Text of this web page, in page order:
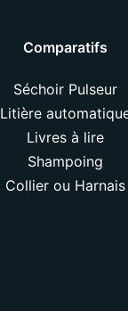
Comparatifs
Séchoir Pulseur
Litière
Livres à lire
Shampoing
Collier ou Harnais